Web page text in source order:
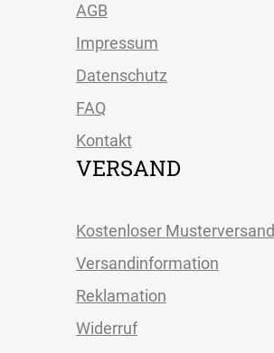
AGB
Impressum
Datenschutz
FAQ
Kontakt
VERSAND
Kostenloser Musterversand
Versandinformation
Reklamation
Widerruf